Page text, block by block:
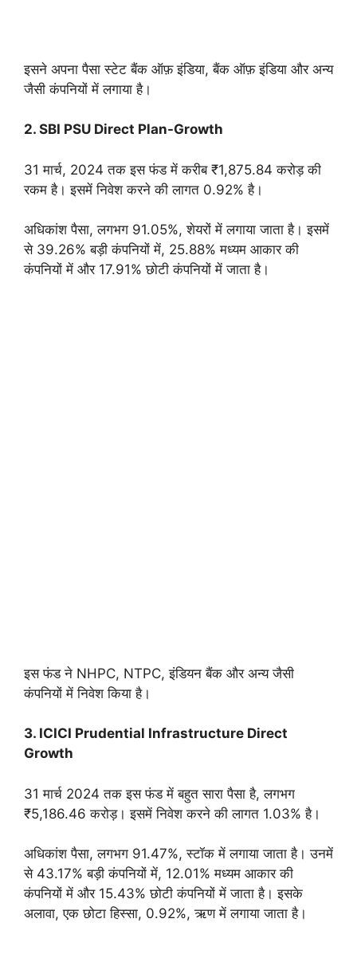
इसने अपना पैसा स्टेट बैंक ऑफ़ इंडिया, बैंक ऑफ़ इंडिया और अन्य
जैसी कंपनियों में लगाया है।
2. SBI PSU Direct Plan-Growth
31 मार्च, 2024 तक इस फंड में करीब ₹1,875.84 करोड़ की
रकम है। इसमें निवेश करने की लागत 0.92% है।
अधिकांश पैसा, लगभग 91.05%, शेयरों में लगाया जाता है। इसमें
से 39.26% बड़ी कंपनियों में, 25.88% मध्यम आकार की
कंपनियों में और 17.91% छोटी कंपनियों में जाता है।
इस फंड ने NHPC, NTPC, इंडियन बैंक और अन्य जैसी
कंपनियों में निवेश किया है।
3. ICICI Prudential Infrastructure Direct
Growth
31 मार्च 2024 तक इस फंड में बहुत सारा पैसा है, लगभग
₹5,186.46 करोड़। इसमें निवेश करने की लागत 1.03% है।
अधिकांश पैसा, लगभग 91.47%, स्टॉक में लगाया जाता है। उनमें
से 43.17% बड़ी कंपनियों में, 12.01% मध्यम आकार की
कंपनियों में और 15.43% छोटी कंपनियों में जाता है। इसके
अलावा, एक छोटा हिस्सा, 0.92%, ऋण में लगाया जाता है।